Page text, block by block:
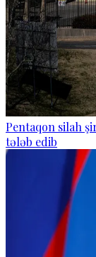
Pentaqon silah
tələb edib